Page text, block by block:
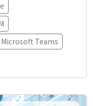
Microsoft Teams